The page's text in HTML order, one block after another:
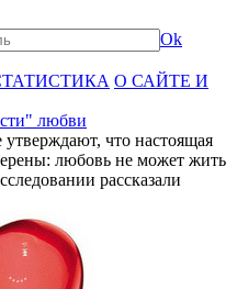
Ok
О САЙТЕ И
любви
что настоящая
любовь не может жить
рассказали